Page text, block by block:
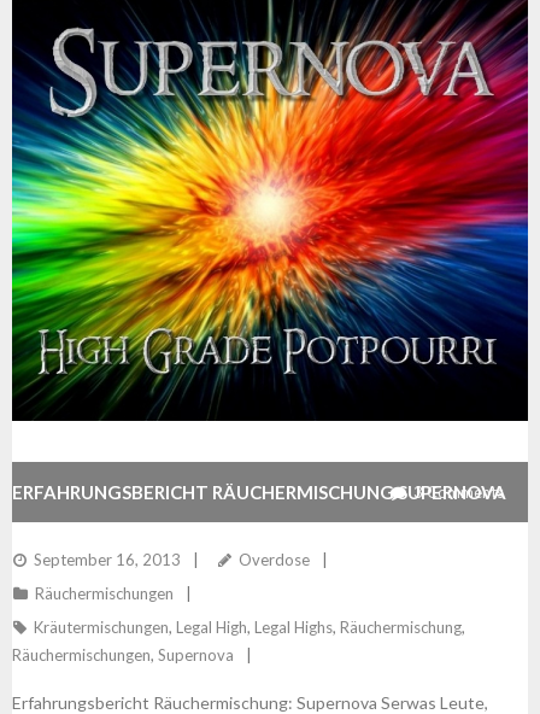
ERFAHRUNGSBERICHT RÄUCHERMISCHUNG SUPERNOVA
September 16, 2013
Overdose
Räuchermischungen
Kräutermischungen, Legal High, Legal Highs, Räuchermischung,
Räuchermischungen, Supernova
3Comments
Erfahrungsbericht Räuchermischung: Supernova Serwas Leute,